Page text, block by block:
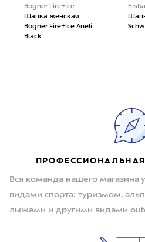
Bogner Fire+Ice
Шапка женская
Bogner Fire+Ice Aneli
Black
Вся команда нашего магазина
видами спорта: туризмом,
лыжами и другими видами